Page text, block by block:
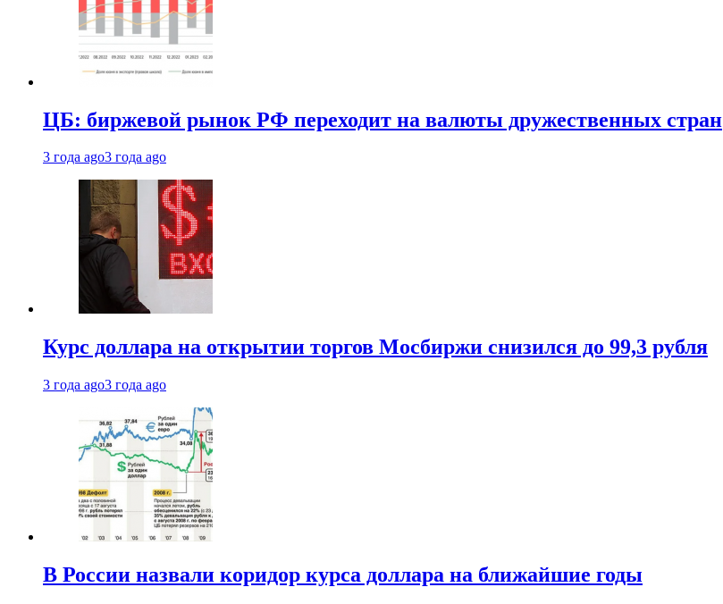
ЦБ: биржевой рынок РФ переходит на валюты дружественных стран
3 года ago3 года ago
Курс доллара на открытии торгов Мосбиржи снизился до 99,3 рубля
3 года ago3 года ago
В России назвали коридор курса доллара на ближайшие годы